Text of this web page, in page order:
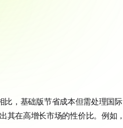
，基础版节省成本但需处理国际
在高增长市场的性价比。例如，